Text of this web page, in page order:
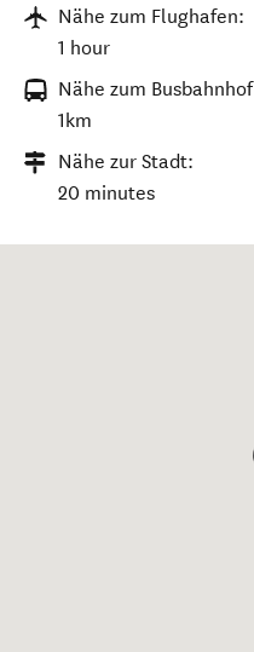
Nähe zum Flughafen:
1 hour
Nähe zum Busbahnhof
1km
Nähe zur Stadt:
20 minutes